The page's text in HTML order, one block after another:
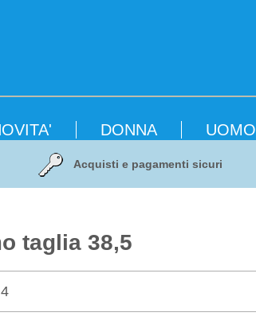
DONNA UOMO
Acquisti e pagamenti sicuri
taglia 38,5